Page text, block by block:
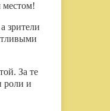
местом!
зрители
За те
роли и